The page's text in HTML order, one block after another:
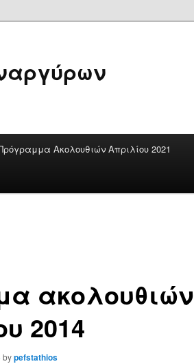
Ακολουθιών Απριλίου 2021
ακολουθιών
2014
bypefstathios